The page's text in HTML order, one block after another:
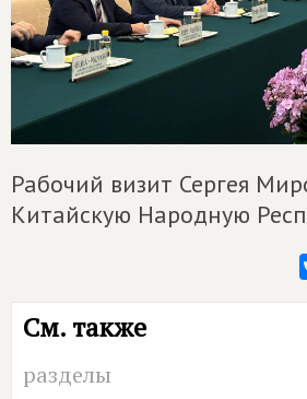
Рабочий визит Сергея
Китайскую Народную
См. также
разделы